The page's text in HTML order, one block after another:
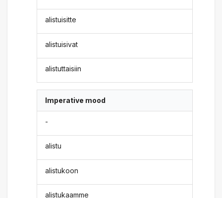
alistuisitte
alistuisivat
alistuttaisiin
Imperative mood
-
alistu
alistukoon
alistukaamme